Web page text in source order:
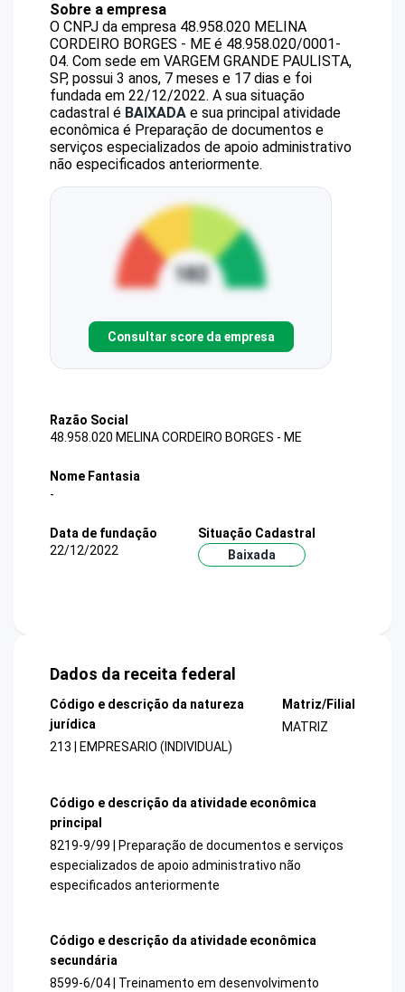
Sobre a empresa
O CNPJ da empresa 48.958.020 MELINA
CORDEIRO BORGES - ME é 48.958.020/0001-
04. Com sede em VARGEM GRANDE PAULISTA,
SP, possui 3 anos, 7 meses e 17 dias e foi
fundada em 22/12/2022. A sua situação
cadastral é BAIXADA e sua principal atividade
econômica é Preparação de documentos e
serviços especializados de apoio administrativo
não especificados anteriormente.
Consultar score da empresa
Razão Social
48.958.020 MELINA CORDEIRO BORGES - ME
Nome Fantasia
-
Data de fundação
22/12/2022
Situação Cadastral
Baixada
Dados da receita federal
Código e descrição da natureza
jurídica
213 | EMPRESARIO (INDIVIDUAL)
Matriz/Filial
MATRIZ
Código e descrição da atividade econômica
principal
8219-9/99 | Preparação de documentos e serviços
especializados de apoio administrativo não
especificados anteriormente
Código e descrição da atividade econômica
secundária
8599-6/04 | Treinamento em desenvolvimento